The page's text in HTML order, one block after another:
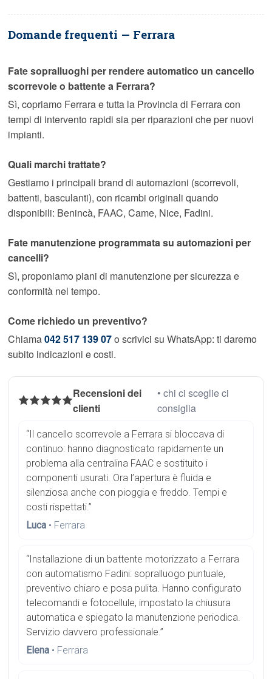
Domande frequenti — Ferrara
Fate sopralluoghi per rendere automatico un cancello
scorrevole o battente a Ferrara?
Sì, copriamo Ferrara e tutta la Provincia di Ferrara con
tempi di intervento rapidi sia per riparazioni che per nuovi
impianti.
Quali marchi trattate?
Gestiamo i principali brand di automazioni (scorrevoli,
battenti, basculanti), con ricambi originali quando
disponibili: Benincà, FAAC, Came, Nice, Fadini.
Fate manutenzione programmata su automazioni per
cancelli?
Sì, proponiamo piani di manutenzione per sicurezza e
conformità nel tempo.
Come richiedo un preventivo?
Chiama042 517 139 07o scrivici su WhatsApp: ti daremo
subito indicazioni e costi.
Recensioni dei
clienti
• chi ci sceglie ci
consiglia
“Il cancello scorrevole a Ferrara si bloccava di
continuo: hanno diagnosticato rapidamente un
problema alla centralina FAAC e sostituito i
componenti usurati. Ora l’apertura è fluida e
silenziosa anche con pioggia e freddo. Tempi e
costi rispettati.”
Luca • Ferrara
“Installazione di un battente motorizzato a Ferrara
con automatismo Fadini: sopralluogo puntuale,
preventivo chiaro e posa pulita. Hanno configurato
telecomandi e fotocellule, impostato la chiusura
automatica e spiegato la manutenzione periodica.
Servizio davvero professionale.”
Elena • Ferrara